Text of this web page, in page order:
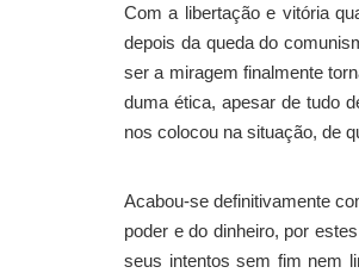
Com a libertação e vitória
depois da queda do
ser a miragem finalmente
duma ética, apesar de tudo
nos colocou na situação, de
Acabou-se definitivamente
poder e do dinheiro, por
seus intentos sem fim nem